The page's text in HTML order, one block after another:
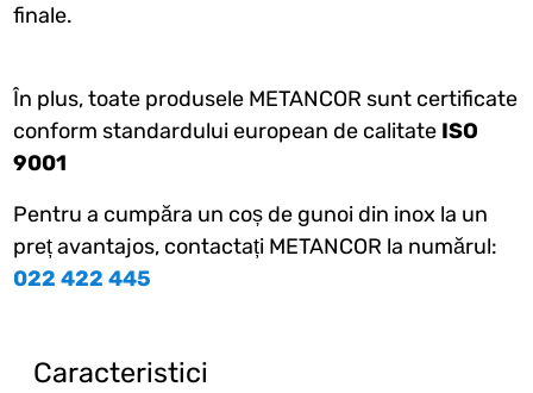
finale.
În plus, toate produsele METANCOR sunt certificate
conform standardului european de calitate ISO
9001
Pentru a cumpăra un coș de gunoi din inox la un
preț avantajos, contactați METANCOR la numărul:
022 422 445
Caracteristici